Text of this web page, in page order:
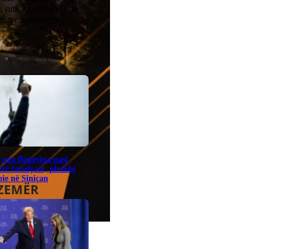
ka vaksinë apo
e simptomave.
Bogovina pasi
familjare, plumbi
në Siniçan